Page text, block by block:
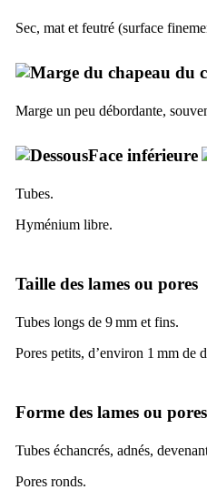
Sec, mat et feutré (surface
Marge un peu débordante,
Face inférieure
Tubes.
Hyménium libre.
Taille des lames ou pores
Tubes longs de 9 mm et fins.
Pores petits, d’environ 1 mm de
Forme des lames ou pores
Tubes échancrés, adnés,
Pores ronds.